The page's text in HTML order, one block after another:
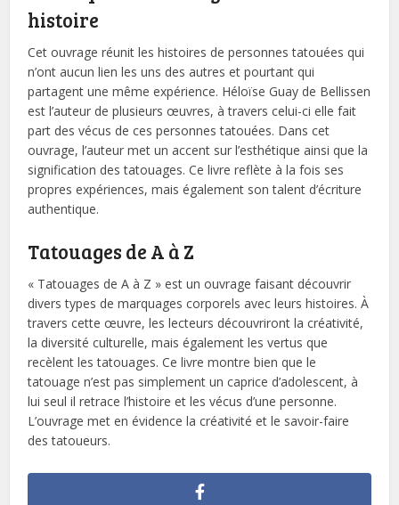
histoire
Cet ouvrage réunit les histoires de personnes tatouées qui
n’ont aucun lien les uns des autres et pourtant qui
partagent une même expérience. Héloïse Guay de Bellissen
est l’auteur de plusieurs œuvres, à travers celui-ci elle fait
part des vécus de ces personnes tatouées. Dans cet
ouvrage, l’auteur met un accent sur l’esthétique ainsi que la
signification des tatouages. Ce livre reflète à la fois ses
propres expériences, mais également son talent d’écriture
authentique.
Tatouages de A à Z
« Tatouages de A à Z » est un ouvrage faisant découvrir
divers types de marquages corporels avec leurs histoires. À
travers cette œuvre, les lecteurs découvriront la créativité,
la diversité culturelle, mais également les vertus que
recèlent les tatouages. Ce livre montre bien que le
tatouage n’est pas simplement un caprice d’adolescent, à
lui seul il retrace l’histoire et les vécus d’une personne.
L’ouvrage met en évidence la créativité et le savoir-faire
des tatoueurs.